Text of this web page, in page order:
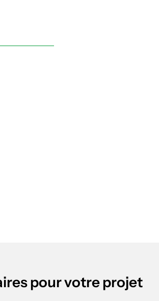
pour votre projet